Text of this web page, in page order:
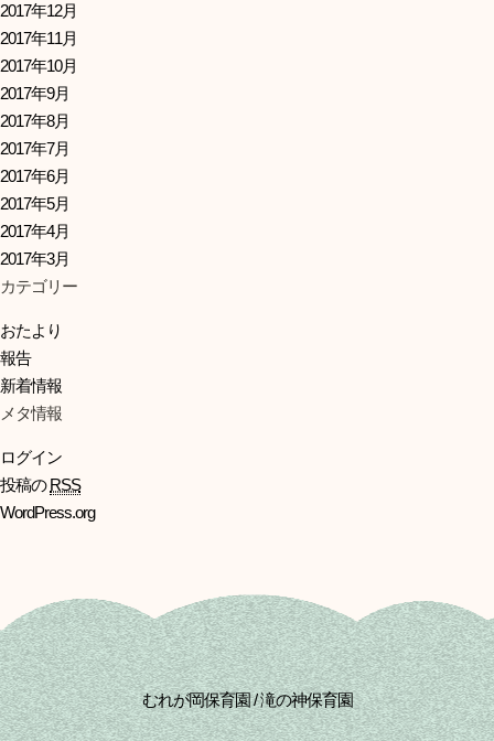
2017年12月
2017年11月
2017年10月
2017年9月
2017年8月
2017年7月
2017年6月
2017年5月
2017年4月
2017年3月
カテゴリー
おたより
報告
新着情報
メタ情報
ログイン
投稿のRSS
WordPress.org
むれが岡保育園 / 滝の神保育園